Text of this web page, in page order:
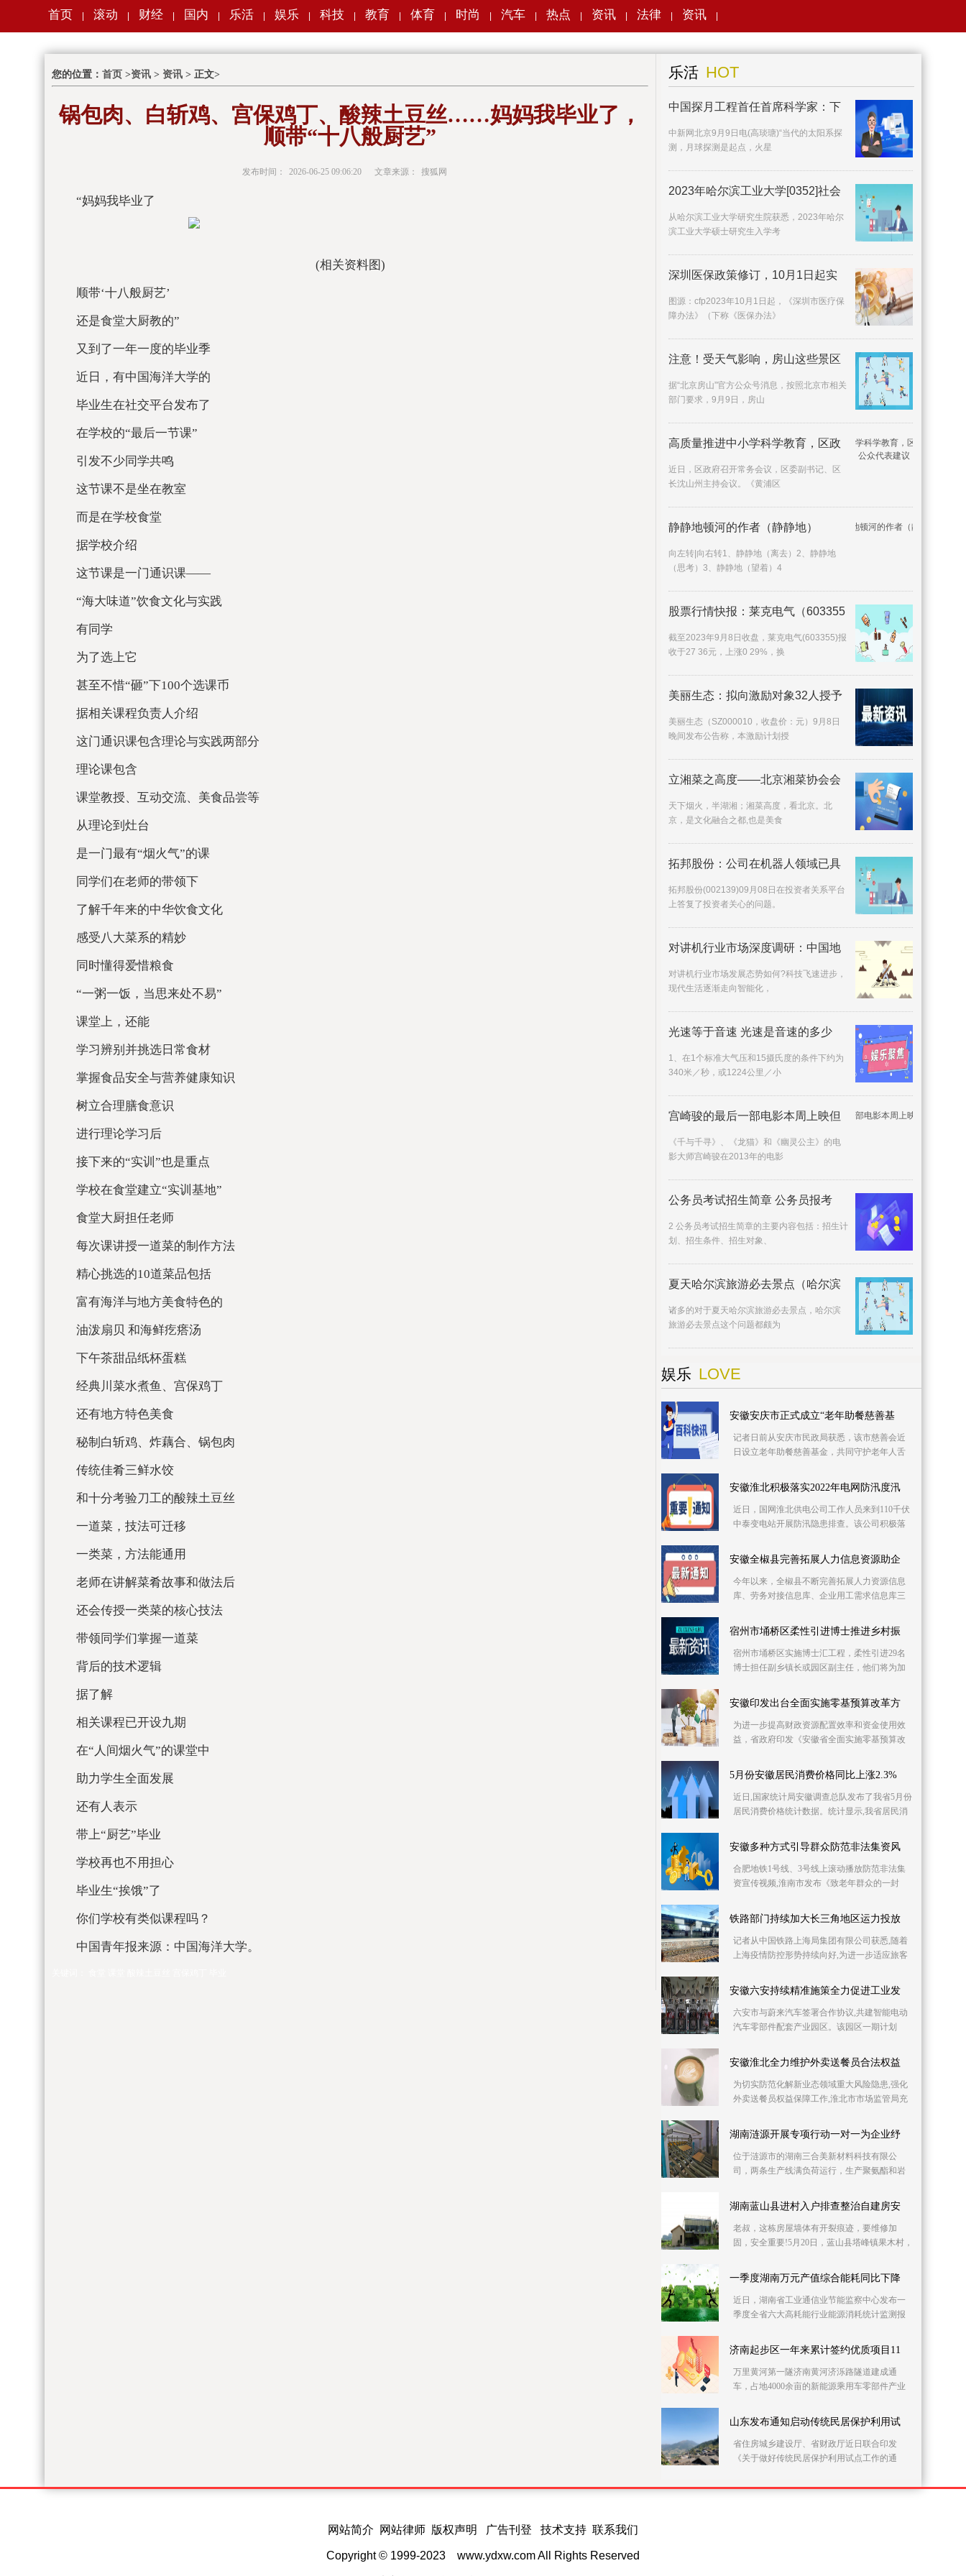
首页 滚动 财经 国内 乐活 娱乐 科技 教育 体育 时尚 汽车 热点 资讯 法律 资讯
您的位置： 首页 >资讯 > 资讯 > 正文>
锅包肉、白斩鸡、宫保鸡丁、酸辣土豆丝……妈妈我毕业了，
顺带“十八般厨艺”
发布时间： 2026-06-25 09:06:20 文章来源： 搜狐网
“妈妈我毕业了
(相关资料图)
顺带‘十八般厨艺’
还是食堂大厨教的”
又到了一年一度的毕业季
近日，有中国海洋大学的
毕业生在社交平台发布了
在学校的“最后一节课”
引发不少同学共鸣
这节课不是坐在教室
而是在学校食堂
据学校介绍
这节课是一门通识课——
“海大味道”饮食文化与实践
有同学
为了选上它
甚至不惜“砸”下100个选课币
据相关课程负责人介绍
这门通识课包含理论与实践两部分
理论课包含
课堂教授、互动交流、美食品尝等
从理论到灶台
是一门最有“烟火气”的课
同学们在老师的带领下
了解千年来的中华饮食文化
感受八大菜系的精妙
同时懂得爱惜粮食
“一粥一饭，当思来处不易”
课堂上，还能
学习辨别并挑选日常食材
掌握食品安全与营养健康知识
树立合理膳食意识
进行理论学习后
接下来的“实训”也是重点
学校在食堂建立“实训基地”
食堂大厨担任老师
每次课讲授一道菜的制作方法
精心挑选的10道菜品包括
富有海洋与地方美食特色的
油泼扇贝 和海鲜疙瘩汤
下午茶甜品纸杯蛋糕
经典川菜水煮鱼、宫保鸡丁
还有地方特色美食
秘制白斩鸡、炸藕合、锅包肉
传统佳肴三鲜水饺
和十分考验刀工的酸辣土豆丝
一道菜，技法可迁移
一类菜，方法能通用
老师在讲解菜肴故事和做法后
还会传授一类菜的核心技法
带领同学们掌握一道菜
背后的技术逻辑
据了解
相关课程已开设九期
在“人间烟火气”的课堂中
助力学生全面发展
还有人表示
带上“厨艺”毕业
学校再也不用担心
毕业生“挨饿”了
你们学校有类似课程吗？
中国青年报来源：中国海洋大学。
乐活 HOT
中国探月工程首任首席科学家：下
中新网北京9月9日电(高琰瑭)“当代的太阳系探
测，月球探测是起点，火星
2023年哈尔滨工业大学[0352]社会
从哈尔滨工业大学研究生院获悉，2023年哈尔
滨工业大学硕士研究生入学考
深圳医保政策修订，10月1日起实
图源：cfp2023年10月1日起，《深圳市医疗保
障办法》（下称《医保办法》
注意！受天气影响，房山这些景区
据“北京房山”官方公众号消息，按照北京市相关
部门要求，9月9日，房山
高质量推进中小学科学教育，区政
近日，区政府召开常务会议，区委副书记、区
长沈山州主持会议。《黄浦区
静静地顿河的作者（静静地）
向左转|向右转1、静静地（离去）2、静静地
（思考）3、静静地（望着）4
股票行情快报：莱克电气（603355
截至2023年9月8日收盘，莱克电气(603355)报
收于27 36元，上涨0 29%，换
美丽生态：拟向激励对象32人授予
美丽生态（SZ000010，收盘价：元）9月8日
晚间发布公告称，本激励计划授
立湘菜之高度——北京湘菜协会会
天下烟火，半湖湘；湘菜高度，看北京。北
京，是文化融合之都,也是美食
拓邦股份：公司在机器人领域已具
拓邦股份(002139)09月08日在投资者关系平台
上答复了投资者关心的问题。
对讲机行业市场深度调研：中国地
对讲机行业市场发展态势如何?科技飞速进步，
现代生活逐渐走向智能化，
光速等于音速 光速是音速的多少
1、在1个标准大气压和15摄氏度的条件下约为
340米／秒，或1224公里／小
宫崎骏的最后一部电影本周上映但
《千与千寻》、《龙猫》和《幽灵公主》的电
影大师宫崎骏在2013年的电影
公务员考试招生简章 公务员报考
2 公务员考试招生简章的主要内容包括：招生计
划、招生条件、招生对象、
夏天哈尔滨旅游必去景点（哈尔滨
诸多的对于夏天哈尔滨旅游必去景点，哈尔滨
旅游必去景点这个问题都颇为
娱乐 LOVE
安徽安庆市正式成立“老年助餐慈善基
记者日前从安庆市民政局获悉，该市慈善会近
日设立老年助餐慈善基金，共同守护老年人舌
年食堂、社
安徽淮北积极落实2022年电网防汛度汛
近日，国网淮北供电公司工作人员来到110千伏
中泰变电站开展防汛隐患排查。该公司积极落
推进极端
安徽全椒县完善拓展人力信息资源助企
今年以来，全椒县不断完善拓展人力资源信息
库、劳务对接信息库、企业用工需求信息库三
息1 2万个
宿州市埇桥区柔性引进博士推进乡村振
宿州市埇桥区实施博士汇工程，柔性引进29名
博士担任副乡镇长或园区副主任，他们将为加
前，博士专
安徽印发出台全面实施零基预算改革方
为进一步提高财政资源配置效率和资金使用效
益，省政府印发《安徽省全面实施零基预算改
范围内全面
5月份安徽居民消费价格同比上涨2.3%
近日,国家统计局安徽调查总队发布了我省5月份
居民消费价格统计数据。统计显示,我省居民消
百分
安徽多种方式引导群众防范非法集资风
合肥地铁1号线、3号线上滚动播放防范非法集
资宣传视频,淮南市发布《致老年群众的一封
宣传月,今
铁路部门持续加大长三角地区运力投放
记者从中国铁路上海局集团有限公司获悉,随着
上海疫情防控形势持续向好,为进一步适应旅客
持续加
安徽六安持续精准施策全力促进工业发
六安市与蔚来汽车签署合作协议,共建智能电动
汽车零部件配套产业园区。该园区一期计划
压铸产能,
安徽淮北全力维护外卖送餐员合法权益
为切实防范化解新业态领域重大风险隐患,强化
外卖送餐员权益保障工作,淮北市市场监管局充
益。淮北
湖南涟源开展专项行动一对一为企业纾
位于涟源市的湖南三合美新材料科技有限公
司，两条生产线满负荷运行，生产聚氨酯和岩
两条生产线，
湖南蓝山县进村入户排查整治自建房安
老叔，这栋房屋墙体有开裂痕迹，要维修加
固，安全重要!5月20日，蓝山县塔峰镇果木村，
治。连日来
一季度湖南万元产值综合能耗同比下降
近日，湖南省工业通信业节能监察中心发布一
季度全省六大高耗能行业能源消耗统计监测报
业的万元
济南起步区一年来累计签约优质项目11
万里黄河第一隧济南黄河济泺路隧道建成通
车，占地4000余亩的新能源乘用车零部件产业
方案获批复一
山东发布通知启动传统民居保护利用试
省住房城乡建设厅、省财政厅近日联合印发
《关于做好传统民居保护利用试点工作的通
工作。此次试点
网站简介 网站律师 版权声明 广告刊登 技术支持 联系我们
Copyright © 1999-2023 www.ydxw.comAll Rights Reserved